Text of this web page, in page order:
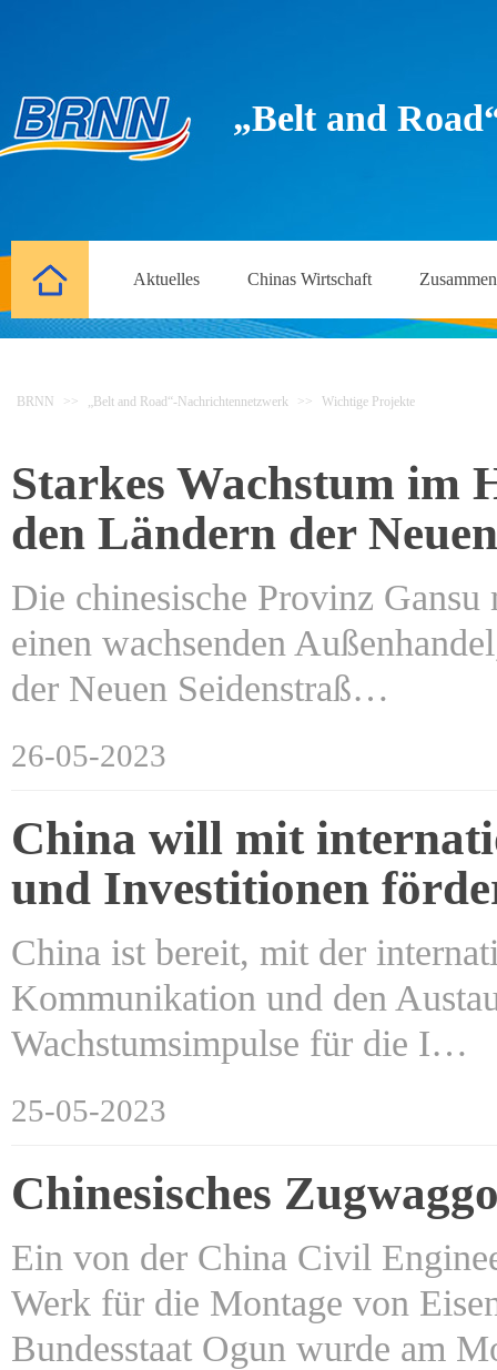
„Belt and
Aktuelles Chinas Wirtschaft
BRNN >> „Belt and Road“-Nachrichtennetzwerk >> Wichtige Projekte
Starkes Wachstum im
den Ländern der
Die chinesische Provinz Gansu
einen wachsenden
der Neuen Seidenstraß…
26-05-2023
China will mit
und Investitionen
China ist bereit, mit der
Kommunikation und den
Wachstumsimpulse für die I…
25-05-2023
Chinesisches
Ein von der China Civil
Werk für die Montage von
Bundesstaat Ogun wurde am